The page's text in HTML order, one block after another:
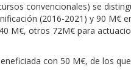
convencionales) se
(2016-2021) y 90 M€
M€, otros 72M€ para
con 50 M€, de los